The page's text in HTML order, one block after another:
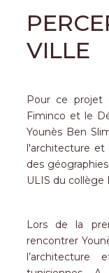
VILLE
Pour ce projet
Fiminco et le
Younès Ben
l'architecture
des
ULIS du collège
Lors de la
rencontrer
l’architecture